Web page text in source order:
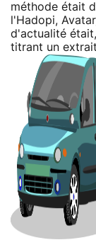
méthode était
l'Hadopi,
d'actualité
titrant un